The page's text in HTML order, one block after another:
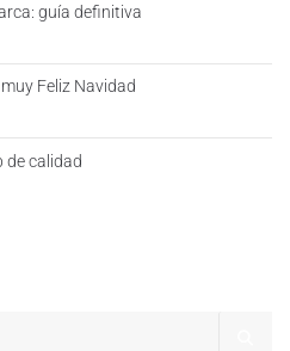
guía definitiva
Feliz Navidad
de calidad